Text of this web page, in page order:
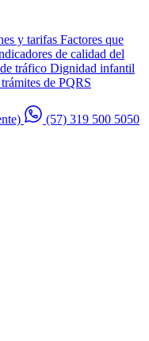
y tarifas Factores que
de calidad del
tráfico Dignidad infantil
de PQRS
(57) 319 500 5050